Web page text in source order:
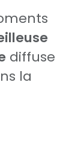
diffuse
la